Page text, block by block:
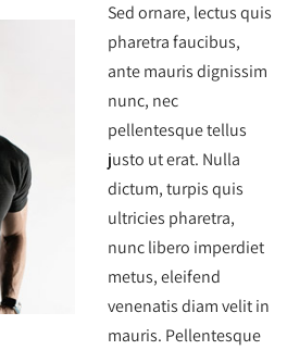
Sed ornare, lectus quis
pharetra faucibus,
ante mauris dignissim
nunc, nec
pellentesque tellus
justo ut erat. Nulla
dictum, turpis quis
ultricies pharetra,
nunc libero imperdiet
metus, eleifend
venenatis diam velit in
mauris. Pellentesque